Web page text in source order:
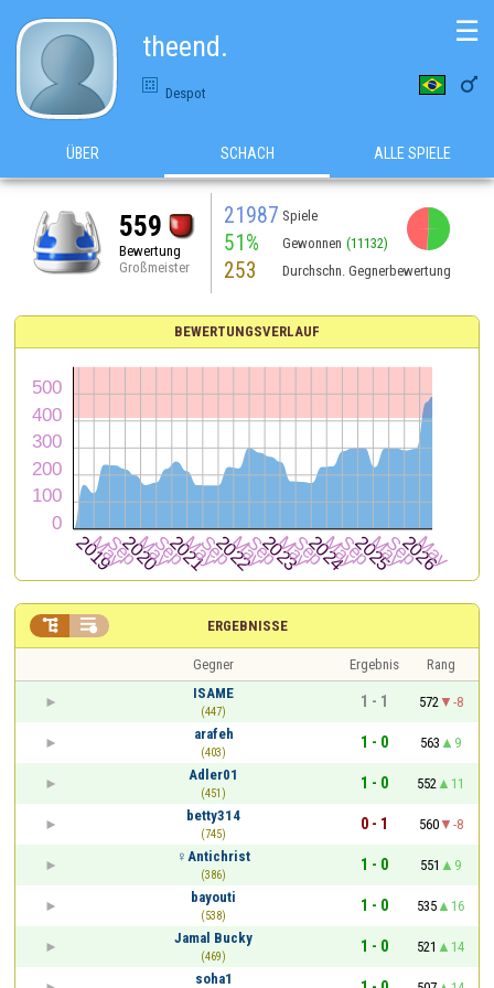
theend.
Despot 
☰
ÜBER SCHACH ALLE SPIELE
559
Bewertung
Großmeister
21987 Spiele
51% Gewonnen (11132)
253 Durchschn. Gegnerbewertung
BEWERTUNGSVERLAUF
ERGEBNISSE
 
Gegner Ergebnis
Rang
ISAME
(447)
1 - 1 572
-8
arafeh
(403)
1 - 0 563
9
Adler01
(451)
1 - 0 552
11
betty314
(745)
0 - 1 560
-8
♀Antichrist
(386)
1 - 0 551
9
bayouti
(538)
1 - 0 535
16
Jamal Bucky
(469)
1 - 0 521
14
soha1